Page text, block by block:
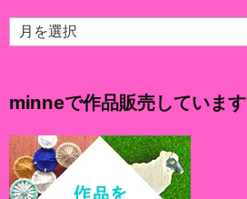
ア
ー
ブ
minneで作品販売しています